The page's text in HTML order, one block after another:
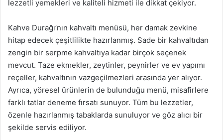
lezzetli yemekleri ve kaliteli hizmeti ile dikkat çekiyor.
Kahve Durağı’nın kahvaltı menüsü, her damak zevkine
hitap edecek çeşitlilikte hazırlanmış. Sade bir kahvaltıdan
zengin bir serpme kahvaltıya kadar birçok seçenek
mevcut. Taze ekmekler, zeytinler, peynirler ve ev yapımı
reçeller, kahvaltının vazgeçilmezleri arasında yer alıyor.
Ayrıca, yöresel ürünlerin de bulunduğu menü, misafirlere
farklı tatlar deneme fırsatı sunuyor. Tüm bu lezzetler,
özenle hazırlanmış tabaklarda sunuluyor ve göz alıcı bir
şekilde servis ediliyor.